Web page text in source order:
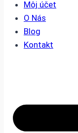
Môj účet
O Nás
Blog
Kontakt